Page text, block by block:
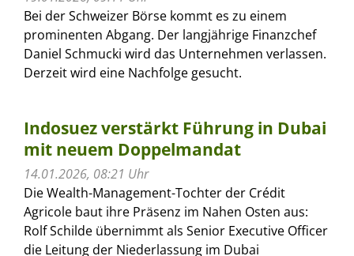
Bei der Schweizer Börse kommt es zu einem
prominenten Abgang. Der langjährige Finanzchef
Daniel Schmucki wird das Unternehmen verlassen.
Derzeit wird eine Nachfolge gesucht.
Indosuez verstärkt Führung in Dubai
mit neuem Doppelmandat
14.01.2026, 08:21 Uhr
Die Wealth-Management-Tochter der Crédit
Agricole baut ihre Präsenz im Nahen Osten aus:
Rolf Schilde übernimmt als Senior Executive Officer
die Leitung der Niederlassung im Dubai